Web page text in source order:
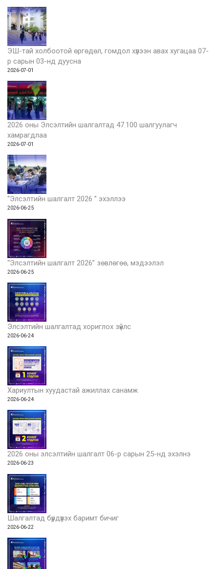
ЭШ-тай холбоотой өргөдөл, гомдол хүлээн авах хугацаа 07-
р сарын 03-нд дуусна
2026-07-01
2026 оны Элсэлтийн шалгалтад 47.100 шалгуулагч
хамрагдлаа
2026-07-01
“Элсэлтийн шалгалт 2026 ” эхэллээ
2026-06-25
“Элсэлтийн шалгалт 2026” зөвлөгөө, мэдээлэл
2026-06-25
Элсэлтийн шалгалтад хориглох зүйлс
2026-06-24
Хариултын хуудастай ажиллах санамж
2026-06-24
2026 оны элсэлтийн шалгалт 06-р сарын 25-нд эхэлнэ
2026-06-23
Шалгалтад бүрдүүлэх баримт бичиг
2026-06-22